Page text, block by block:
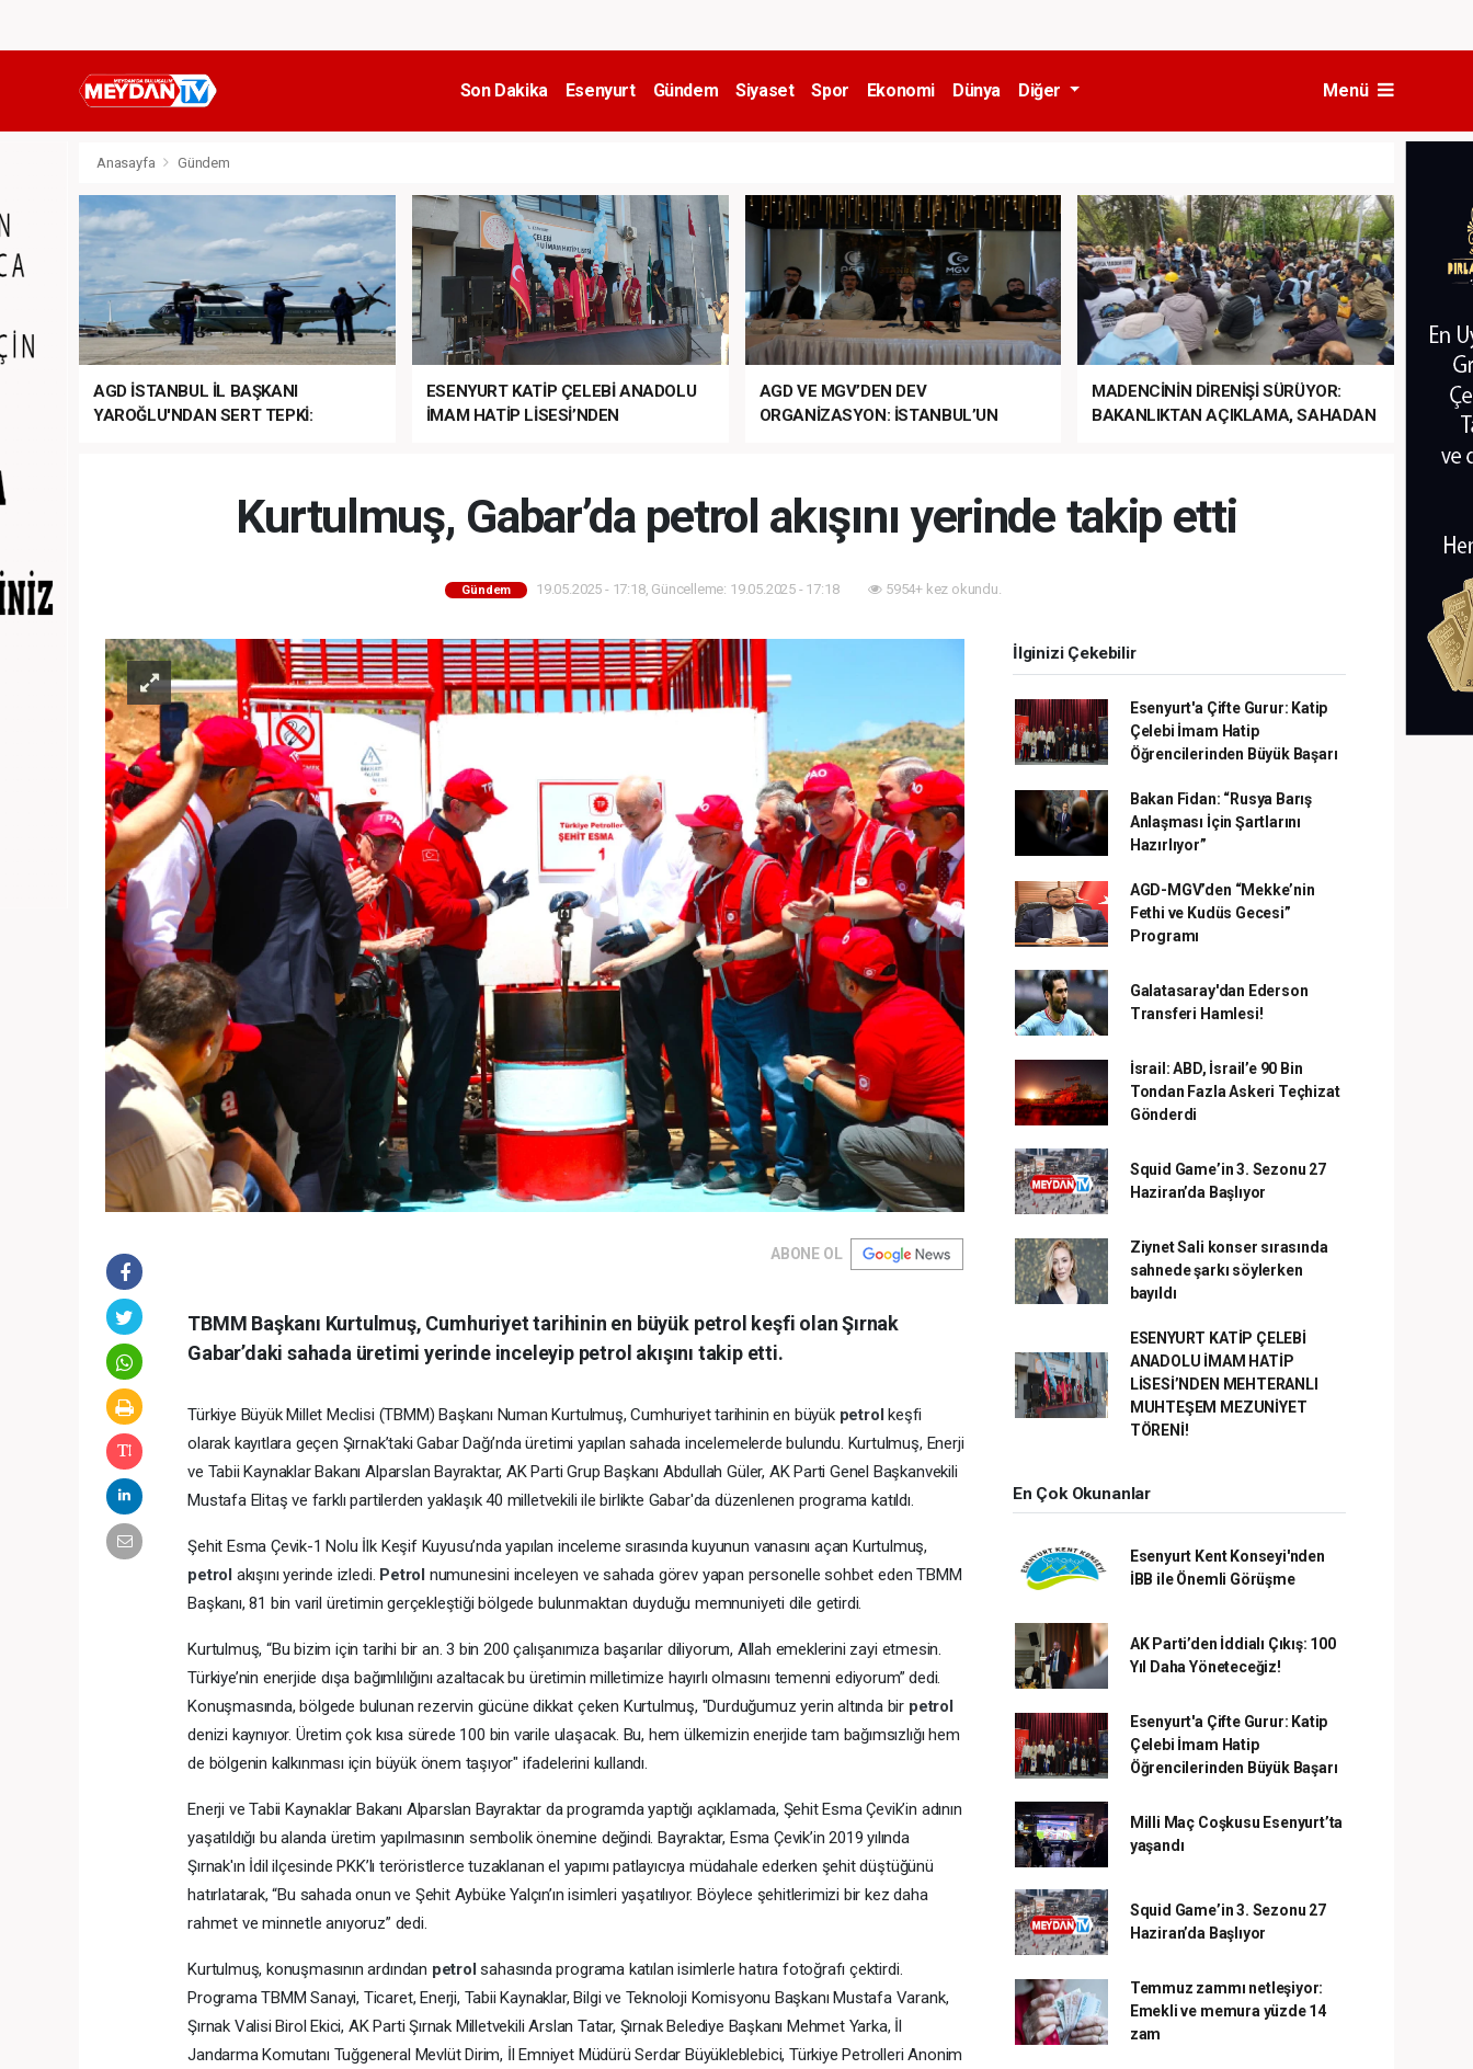
Son Dakika Esenyurt Gündem Siyaset Spor Ekonomi Dünya Diğer Menü
Anasayfa Gündem
AGD İSTANBUL İL BAŞKANI
YAROĞLU'NDAN SERT TEPKİ:
ESENYURT KATİP ÇELEBİ ANADOLU
İMAM HATİP LİSESİ’NDEN
AGD VE MGV’DEN DEV
ORGANİZASYON: İSTANBUL’UN
MADENCİNİN DİRENİŞİ SÜRÜYOR:
BAKANLIKTAN AÇIKLAMA, SAHADAN
Kurtulmuş, Gabar’da petrol akışını yerinde takip etti
Gündem 19.05.2025 - 17:18, Güncelleme: 19.05.2025 - 17:18 5954+ kez okundu.
ABONE OL
TBMM Başkanı Kurtulmuş, Cumhuriyet tarihinin en büyük petrol keşfi olan Şırnak
Gabar’daki sahada üretimi yerinde inceleyip petrol akışını takip etti.
Türkiye Büyük Millet Meclisi (TBMM) Başkanı Numan Kurtulmuş, Cumhuriyet tarihinin en büyük petrolkeşfi
olarak kayıtlara geçen Şırnak’taki Gabar Dağı’nda üretimi yapılan sahada incelemelerde bulundu. Kurtulmuş, Enerji
ve Tabii Kaynaklar Bakanı Alparslan Bayraktar, AK Parti Grup Başkanı Abdullah Güler, AK Parti Genel Başkanvekili
Mustafa Elitaş ve farklı partilerden yaklaşık 40 milletvekili ile birlikte Gabar'da düzenlenen programa katıldı.
Şehit Esma Çevik-1 Nolu İlk Keşif Kuyusu’nda yapılan inceleme sırasında kuyunun vanasını açan Kurtulmuş,
petrol akışını yerinde izledi. Petrol numunesini inceleyen ve sahada görev yapan personelle sohbet eden TBMM
Başkanı, 81 bin varil üretimin gerçekleştiği bölgede bulunmaktan duyduğu memnuniyeti dile getirdi.
Kurtulmuş, “Bu bizim için tarihi bir an. 3 bin 200 çalışanımıza başarılar diliyorum, Allah emeklerini zayi etmesin.
Türkiye’nin enerjide dışa bağımlılığını azaltacak bu üretimin milletimize hayırlı olmasını temenni ediyorum” dedi.
Konuşmasında, bölgede bulunan rezervin gücüne dikkat çeken Kurtulmuş, "Durduğumuz yerin altında bir petrol
denizi kaynıyor. Üretim çok kısa sürede 100 bin varile ulaşacak. Bu, hem ülkemizin enerjide tam bağımsızlığı hem
de bölgenin kalkınması için büyük önem taşıyor" ifadelerini kullandı.
Enerji ve Tabii Kaynaklar Bakanı Alparslan Bayraktar da programda yaptığı açıklamada, Şehit Esma Çevik’in adının
yaşatıldığı bu alanda üretim yapılmasının sembolik önemine değindi. Bayraktar, Esma Çevik’in 2019 yılında
Şırnak'ın İdil ilçesinde PKK’lı teröristlerce tuzaklanan el yapımı patlayıcıya müdahale ederken şehit düştüğünü
hatırlatarak, “Bu sahada onun ve Şehit Aybüke Yalçın’ın isimleri yaşatılıyor. Böylece şehitlerimizi bir kez daha
rahmet ve minnetle anıyoruz” dedi.
Kurtulmuş, konuşmasının ardından petrolsahasında programa katılan isimlerle hatıra fotoğrafı çektirdi.
Programa TBMM Sanayi, Ticaret, Enerji, Tabii Kaynaklar, Bilgi ve Teknoloji Komisyonu Başkanı Mustafa Varank,
Şırnak Valisi Birol Ekici, AK Parti Şırnak Milletvekili Arslan Tatar, Şırnak Belediye Başkanı Mehmet Yarka, İl
Jandarma Komutanı Tuğgeneral Mevlüt Dirim, İl Emniyet Müdürü Serdar Büyükleblebici, Türkiye Petrolleri Anonim
İlginizi Çekebilir
Esenyurt'a Çifte Gurur: Katip
Çelebi İmam Hatip
Öğrencilerinden Büyük Başarı
Bakan Fidan: “Rusya Barış
Anlaşması İçin Şartlarını
Hazırlıyor”
AGD-MGV’den “Mekke’nin
Fethi ve Kudüs Gecesi”
Programı
Galatasaray'dan Ederson
Transferi Hamlesi!
İsrail: ABD, İsrail’e 90 Bin
Tondan Fazla Askeri Teçhizat
Gönderdi
Squid Game’in 3. Sezonu 27
Haziran’da Başlıyor
Ziynet Sali konser sırasında
sahnede şarkı söylerken
bayıldı
ESENYURT KATİP ÇELEBİ
ANADOLU İMAM HATİP
LİSESİ’NDEN MEHTERANLI
MUHTEŞEM MEZUNİYET
TÖRENİ!
En Çok Okunanlar
Esenyurt Kent Konseyi'nden
İBB ile Önemli Görüşme
AK Parti’den İddialı Çıkış: 100
Yıl Daha Yöneteceğiz!
Esenyurt'a Çifte Gurur: Katip
Çelebi İmam Hatip
Öğrencilerinden Büyük Başarı
Milli Maç Coşkusu Esenyurt’ta
yaşandı
Squid Game’in 3. Sezonu 27
Haziran’da Başlıyor
Temmuz zammı netleşiyor:
Emekli ve memura yüzde 14
zam